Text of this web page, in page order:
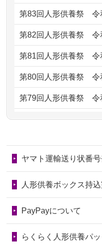
2026/06/30 長年大事に
していただ...
2026/06/29ガラスケー
子どもの
ました。お...
ので、お願...
2026/06/28以前和人形
いたことが...
の回りの物...
2026/06/28人形たちに
供養が終
るのですか？
しょうか？
2024/01/04ガラスケー
第83回人形供養祭令
第82回人形供養祭令
第81回人形供養祭令
第80回人形供養祭令
第79回人形供養祭令
第78回人形供養祭令
第76回人形供養祭令
第75回人形供養祭令
第73回人形供養祭令
ヤマト運輸送り状番
人形供養ボックス持
PayPayについて
らくらく人形供養パ